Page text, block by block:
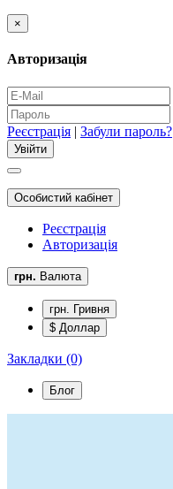
×
Авторизація
Реєстрація | Забули пароль?
Особистий кабінет
Реєстрація
Авторизація
грн. Валюта
грн. Гривня
$ Доллар
Закладки (0)
Блог